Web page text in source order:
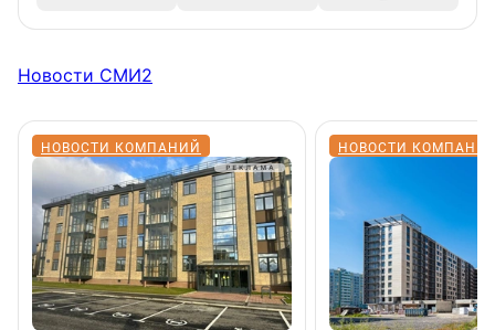
Новости СМИ2
НОВОСТИ КОМПАНИЙ НОВОСТИ